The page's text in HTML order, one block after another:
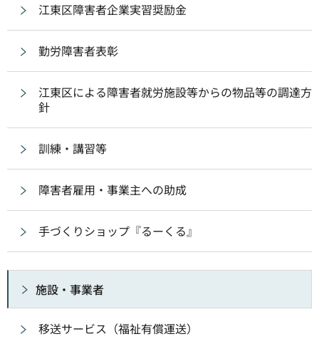
江東区障害者企業実習奨励金
勤労障害者表彰
江東区による障害者就労施設等からの物品等の調達方
針
訓練・講習等
障害者雇用・事業主への助成
手づくりショップ『るーくる』
施設・事業者
移送サービス（福祉有償運送）